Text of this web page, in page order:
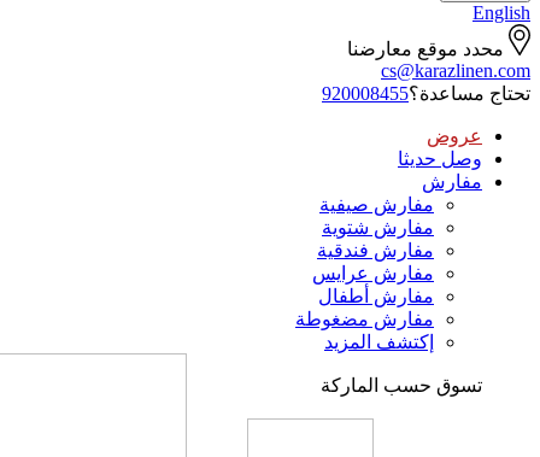
English
محدد موقع معارضنا
cs@karazlinen.com
تحتاج مساعدة؟920008455
عروض
وصل حديثا
مفارش
مفارش صيفية
مفارش شتوية
مفارش فندقية
مفارش عرايس
مفارش أطفال
مفارش مضغوطة
إكتشف المزيد
تسوق حسب الماركة